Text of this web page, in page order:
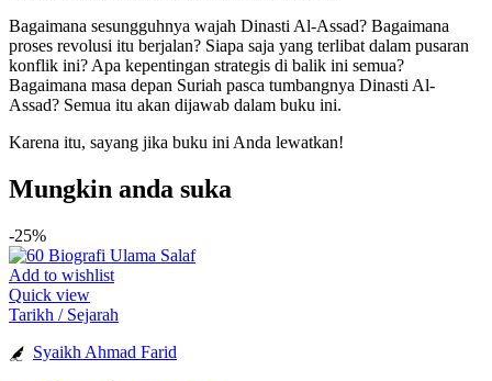
Bagaimana sesungguhnya wajah Dinasti Al-Assad? Bagaimana
proses revolusi itu berjalan? Siapa saja yang terlibat dalam pusaran
konflik ini? Apa kepentingan strategis di balik ini semua?
Bagaimana masa depan Suriah pasca tumbangnya Dinasti Al-
Assad? Semua itu akan dijawab dalam buku ini.
Karena itu, sayang jika buku ini Anda lewatkan!
Mungkin anda suka
-25%
Add to wishlist
Quick view
Tarikh / Sejarah
Syaikh Ahmad Farid